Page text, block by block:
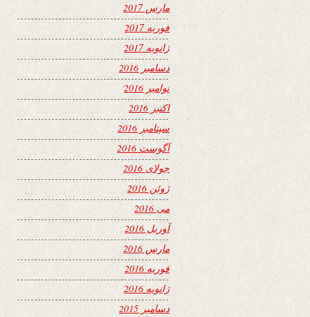
مارس 2017
فوریه 2017
ژانویه 2017
دسامبر 2016
نوامبر 2016
اکتبر 2016
سپتامبر 2016
آگوست 2016
جولای 2016
ژوئن 2016
می 2016
آوریل 2016
مارس 2016
فوریه 2016
ژانویه 2016
دسامبر 2015